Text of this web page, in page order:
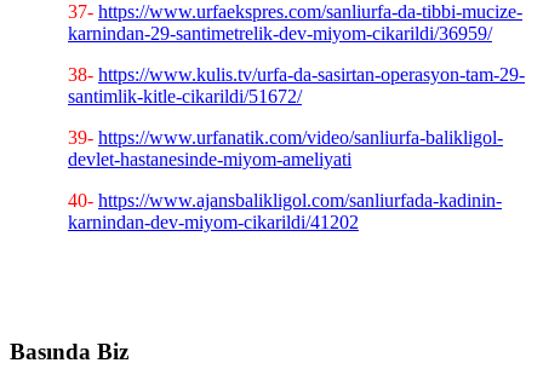
37- https://www.urfaekspres.com/sanliurfa-da-tibbi-mucize-
karnindan-29-santimetrelik-dev-miyom-cikarildi/36959/
38- https://www.kulis.tv/urfa-da-sasirtan-operasyon-tam-29-
santimlik-kitle-cikarildi/51672/
39- https://www.urfanatik.com/video/sanliurfa-balikligol-
devlet-hastanesinde-miyom-ameliyati
40- https://www.ajansbalikligol.com/sanliurfada-kadinin-
karnindan-dev-miyom-cikarildi/41202
Basında Biz